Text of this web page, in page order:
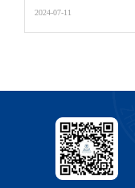
2024-07-11